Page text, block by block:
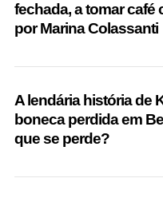
fechada, a tomar café
por Marina Colassanti
A lendária história de
boneca perdida em
que se perde?